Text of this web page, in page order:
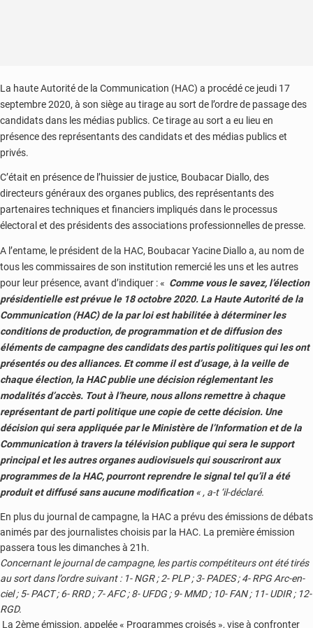
La haute Autorité de la Communication (HAC) a procédé ce jeudi 17
septembre 2020, à son siège au tirage au sort de l’ordre de passage des
candidats dans les médias publics. Ce tirage au sort a eu lieu en
présence des représentants des candidats et des médias publics et
privés.
C’était en présence de l’huissier de justice, Boubacar Diallo, des
directeurs généraux des organes publics, des représentants des
partenaires techniques et financiers impliqués dans le processus
électoral et des présidents des associations professionnelles de presse.
A l’entame, le président de la HAC, Boubacar Yacine Diallo a, au nom de
tous les commissaires de son institution remercié les uns et les autres
pour leur présence, avant d’indiquer : « Comme vous le savez, l’élection
présidentielle est prévue le 18 octobre 2020. La Haute Autorité de la
Communication (HAC) de la par loi est habilitée à déterminer les
conditions de production, de programmation et de diffusion des
éléments de campagne des candidats des partis politiques qui les ont
présentés ou des alliances. Et comme il est d’usage, à la veille de
chaque élection, la HAC publie une décision réglementant les
modalités d’accès. Tout à l’heure, nous allons remettre à chaque
représentant de parti politique une copie de cette décision. Une
décision qui sera appliquée par le Ministère de l’Information et de la
Communication à travers la télévision publique qui sera le support
principal et les autres organes audiovisuels qui souscriront aux
programmes de la HAC, pourront reprendre le signal tel qu’il a été
produit et diffusé sans aucune modification« , a-t ‘il-déclaré.
En plus du journal de campagne, la HAC a prévu des émissions de débats
animés par des journalistes choisis par la HAC. La première émission
passera tous les dimanches à 21h.
Concernant le journal de campagne, les partis compétiteurs ont été tirés
au sort dans l’ordre suivant : 1- NGR ; 2- PLP ; 3- PADES ; 4- RPG Arc-en-
ciel ; 5- PACT ; 6- RRD ; 7- AFC ; 8- UFDG ; 9- MMD ; 10- FAN ; 11- UDIR ; 12-
RGD.
La 2ème émission, appelée « Programmes croisés », vise à confronter